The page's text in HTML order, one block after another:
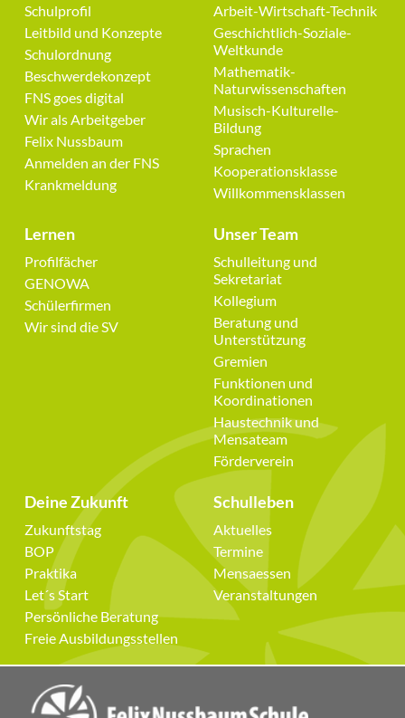
Navigation
überspringen
Schulprofil
Leitbild und Konzepte
Schulordnung
Beschwerdekonzept
FNS goes digital
Wir als Arbeitgeber
Felix Nussbaum
Anmelden an der FNS
Krankmeldung
Navigation
überspringen
Arbeit-Wirtschaft-Technik
Geschichtlich-Soziale-
Weltkunde
Mathematik-
Naturwissenschaften
Musisch-Kulturelle-
Bildung
Sprachen
Kooperationsklasse
Willkommensklassen
Lernen
Navigation
überspringen
Profilfächer
GENOWA
Schülerfirmen
Wir sind die SV
Unser Team
Navigation
überspringen
Schulleitung und
Sekretariat
Kollegium
Beratung und
Unterstützung
Gremien
Funktionen und
Koordinationen
Haustechnik und
Mensateam
Förderverein
Deine Zukunft
Navigation
überspringen
Zukunftstag
BOP
Praktika
Let´s Start
Persönliche Beratung
Freie Ausbildungsstellen
Schulleben
Navigation
überspringen
Aktuelles
Termine
Mensaessen
Veranstaltungen